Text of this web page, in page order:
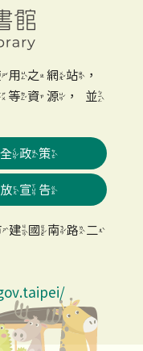
之網站，
等資源，並
政策
宣告
建國南路二